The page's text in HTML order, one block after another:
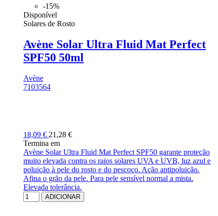
-15%
Disponível
Solares de Rosto
Avène Solar Ultra Fluid Mat Perfect
SPF50 50ml
Avène
7103564
18,09 € 21,28 €
Termina em
Avène Solar Ultra Fluid Mat Perfect SPF50 garante proteção
muito elevada contra os raios solares UVA e UVB, luz azul e
poluição à pele do rosto e do pescoço. Ação antipoluição.
Afina o grão da pele. Para pele sensível normal a mista.
Elevada tolerância.
ADICIONAR